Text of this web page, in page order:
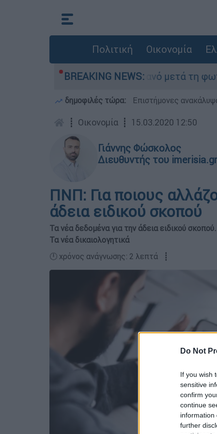
Do Not
If you wish
sensitive
confirm
continue
information
further
Πολιτική Οικονομία
BREAKING NEWS:
στο Πόρτο Γερμανό μετά τη φωτιά -
δημοφιλές τώρα: Επιστήμονες
┋ Οικονομία ┋ 15.03.2020 12:50
Γιάννης Φώσκολος
Διευθυντής του imerisia.gr
ΠΝΠ: Για ποιους
άδεια ειδικού σκοπού
Τα νέα δεδομένα για την άδεια ειδικού
Τα νέα δικαιολογητικά
🕛 χρόνος ανάγνωσης: 2 λεπτά ┋